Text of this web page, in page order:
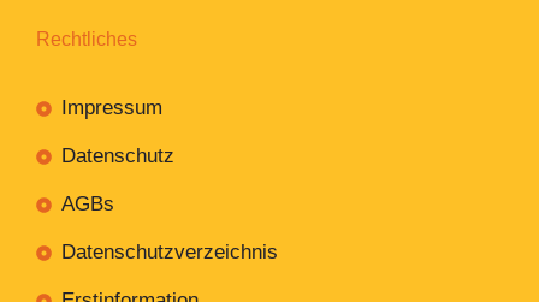
Rechtliches
Impressum
Datenschutz
AGBs
Datenschutzverzeichnis